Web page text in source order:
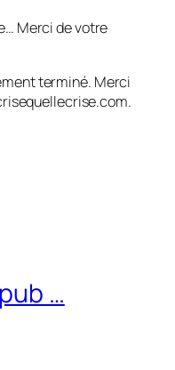
Merci de votre
terminé. Merci
…